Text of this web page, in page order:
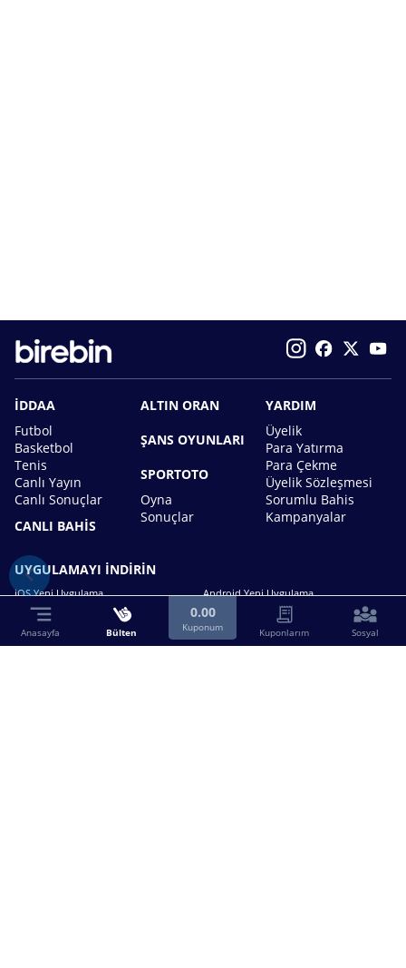
İDDAA
Futbol
Basketbol
Tenis
Canlı Yayın
Canlı Sonuçlar
CANLI BAHİS
ALTIN ORAN
ŞANS OYUNLARI
SPORTOTO
Oyna
Sonuçlar
YARDIM
Üyelik
Para Yatırma
Para Çekme
Üyelik Sözleşmesi
Sorumlu Bahis
Kampanyalar
UYGULAMAYI İNDİRİN
iOS Yeni Uygulama Android Yeni Uygulama
Anasayfa Bülten
0.00
Kuponum Kuponlarım Sosyal